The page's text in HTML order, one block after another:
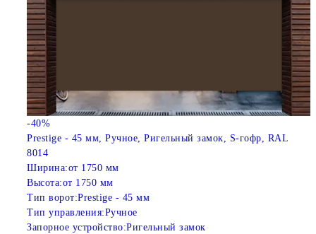
-40%
Prestige - 45 мм, Ручное, Ригельный замок, S-гофр, RAL
8014
Ширина:от 1750 мм
Высота:от 1750 мм
Тип ворот:Prestige - 45 мм
Тип управления:Ручное
Запорное устройство:Ригельный замок